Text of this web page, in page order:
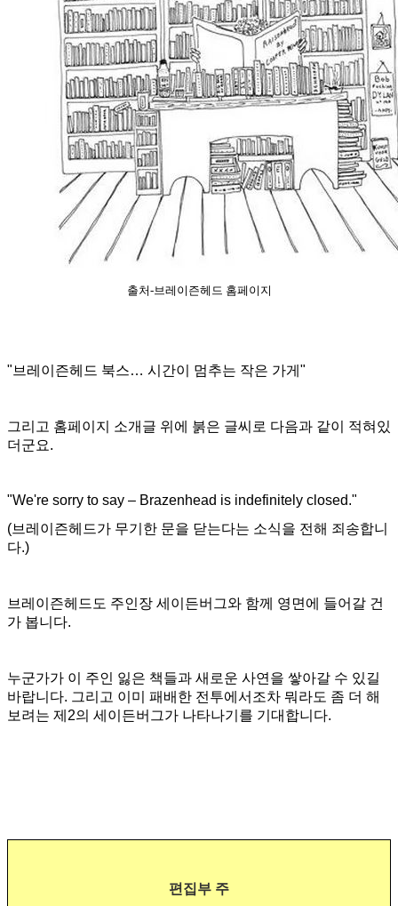
출처-브레이즌헤드 홈페이지
"브레이즌헤드 북스… 시간이 멈추는 작은 가게"
그리고 홈페이지 소개글 위에 붉은 글씨로 다음과 같이 적혀있
더군요.
"We're sorry to say – Brazenhead is indefinitely closed."
(브레이즌헤드가 무기한 문을 닫는다는 소식을 전해 죄송합니
다.)
브레이즌헤드도 주인장 세이든버그와 함께 영면에 들어갈 건
가 봅니다.
누군가가 이 주인 잃은 책들과 새로운 사연을 쌓아갈 수 있길
바랍니다. 그리고 이미 패배한 전투에서조차 뭐라도 좀 더 해
보려는 제2의 세이든버그가 나타나기를 기대합니다.
편집부 주